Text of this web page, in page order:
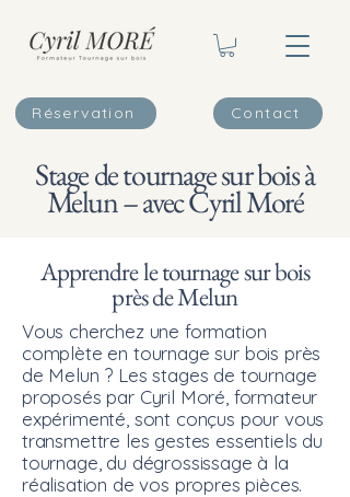
Contact
Réservation
Stage de tournage sur bois à
Melun – avec Cyril Moré
Apprendre le tournage sur bois
près de Melun
Vous cherchez une formation
complète en tournage sur bois près
de Melun ? Les stages de tournage
proposés par Cyril Moré, formateur
expérimenté, sont conçus pour vous
transmettre les gestes essentiels du
tournage, du dégrossissage à la
réalisation de vos propres pièces.